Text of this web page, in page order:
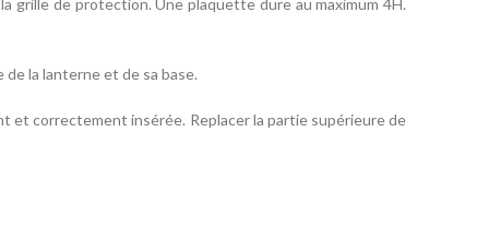
grille de protection. Une plaquette dure au maximum 4H.
de la lanterne et de sa base.
et correctement insérée. Replacer la partie supérieure de